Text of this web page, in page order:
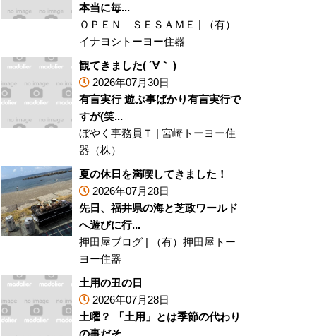
本当に毎...
ＯＰＥＮ ＳＥＳＡＭＥ |
（有）
イナヨシトーヨー住器
観てきました( ´∀｀ )
2026年07月30日
有言実行 遊ぶ事ばかり有言実行で
すが(笑...
ぼやく事務員Ｔ | 宮崎トーヨー住
器（株）
夏の休日を満喫してきました！
2026年07月28日
先日、福井県の海と芝政ワールド
へ遊びに行...
押田屋ブログ |
（有）押田屋トー
ヨー住器
土用の丑の日
2026年07月28日
土曜？ 「土用」とは季節の代わり
の事だそ...